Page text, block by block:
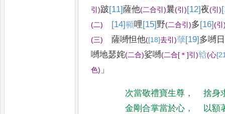
引)跛[11] 薩他(二合引)曩(引)[12]夜(引)
(二) [14]𩕳哩 [15] 野(二合引)多 [16](引
(三) 薩嚩怛他([18]去引)𦽆[19] 多嚩日
嚩地瑟姹(二合)娑嚩(二合[＊]引)𤚥(心
色) 」
次當敬禮寶生尊 ，
捨身
金剛合掌當於心 ， 以額